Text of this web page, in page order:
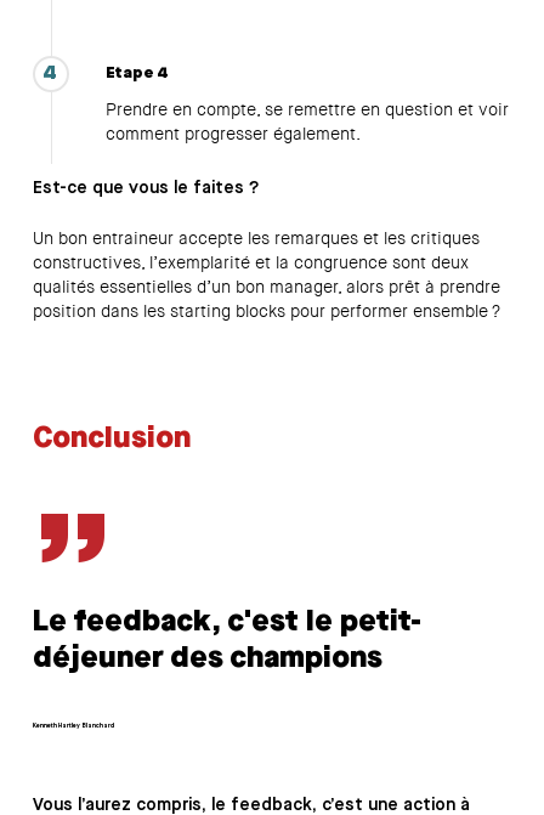
4 Etape 4
Prendre en compte, se remettre en question et voir
comment progresser également.
Est-ce que vous le faites ?
Un bon entraineur accepte les remarques et les critiques
constructives, l’exemplarité et la congruence sont deux
qualités essentielles d’un bon manager, alors prêt à prendre
position dans les starting blocks pour performer ensemble ?
Conclusion
”
Le feedback, c'est le petit-
déjeuner des champions
Kenneth Hartley Blanchard
Vous l’aurez compris, le feedback, c’est une action à